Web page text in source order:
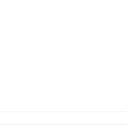
Canon Pixma TS9000